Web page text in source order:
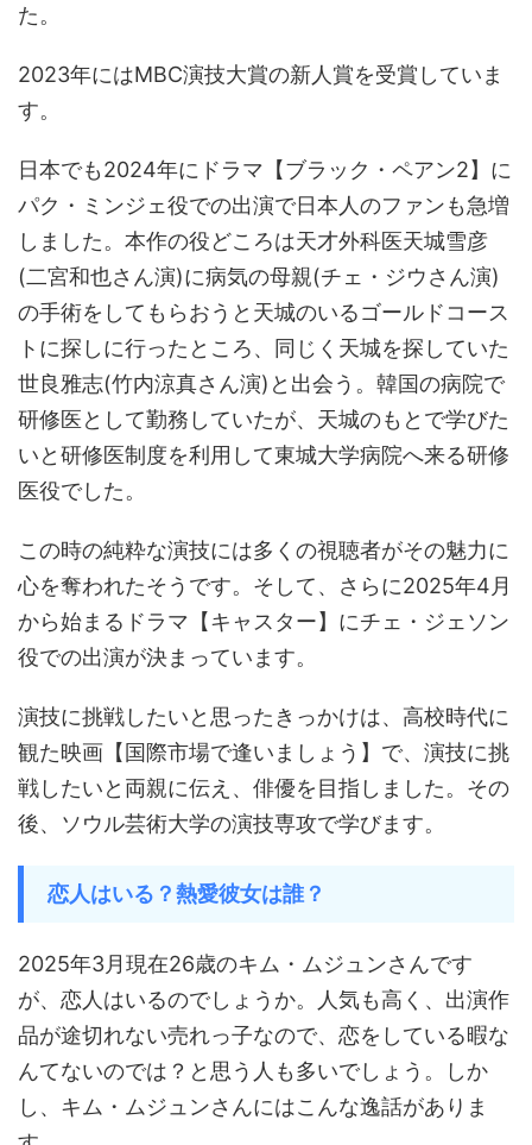
た。
2023年にはMBC演技大賞の新人賞を受賞していま
す。
日本でも2024年にドラマ【ブラック・ペアン2】に
パク・ミンジェ役での出演で日本人のファンも急増
しました。本作の役どころは天才外科医天城雪彦
(二宮和也さん演)に病気の母親(チェ・ジウさん演)
の手術をしてもらおうと天城のいるゴールドコース
トに探しに行ったところ、同じく天城を探していた
世良雅志(竹内涼真さん演)と出会う。韓国の病院で
研修医として勤務していたが、天城のもとで学びた
いと研修医制度を利用して東城大学病院へ来る研修
医役でした。
この時の純粋な演技には多くの視聴者がその魅力に
心を奪われたそうです。そして、さらに2025年4月
から始まるドラマ【キャスター】にチェ・ジェソン
役での出演が決まっています。
演技に挑戦したいと思ったきっかけは、高校時代に
観た映画【国際市場で逢いましょう】で、演技に挑
戦したいと両親に伝え、俳優を目指しました。その
後、ソウル芸術大学の演技専攻で学びます。
恋人はいる？熱愛彼女は誰？
2025年3月現在26歳のキム・ムジュンさんです
が、恋人はいるのでしょうか。人気も高く、出演作
品が途切れない売れっ子なので、恋をしている暇な
んてないのでは？と思う人も多いでしょう。しか
し、キム・ムジュンさんにはこんな逸話がありま